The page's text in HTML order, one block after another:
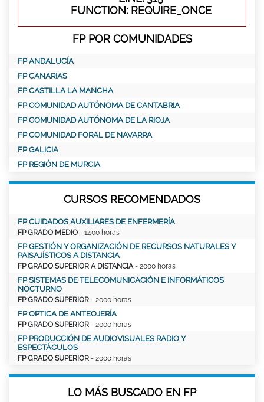
FUNCTION: REQUIRE_ONCE
FP POR COMUNIDADES
FP ANDALUCÍA
FP CANARIAS
FP CASTILLA LA MANCHA
FP COMUNIDAD AUTÓNOMA DE CANTABRIA
FP COMUNIDAD AUTÓNOMA DE LA RIOJA
FP COMUNIDAD FORAL DE NAVARRA
FP GALICIA
FP REGIÓN DE MURCIA
CURSOS RECOMENDADOS
FP CUIDADOS AUXILIARES DE ENFERMERÍA
FP GRADO MEDIO - 1400 horas
FP GESTIÓN Y ORGANIZACIÓN DE RECURSOS NATURALES Y
PAISAJÍSTICOS A DISTANCIA
FP GRADO SUPERIOR A DISTANCIA- 2000 horas
FP SISTEMAS DE TELECOMUNICACIÓN E INFORMÁTICOS
NOCTURNO
FP GRADO SUPERIOR - 2000 horas
FP OPTICA DE ANTEOJERÍA
FP GRADO SUPERIOR - 2000 horas
FP PRODUCCIÓN DE AUDIOVISUALES RADIO Y
ESPECTÁCULOS
FP GRADO SUPERIOR - 2000 horas
LO MÁS BUSCADO EN FP